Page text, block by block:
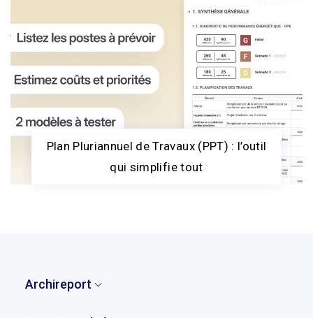
Plan Pluriannuel de Travaux (PPT) : l’outil
qui simplifie tout
Archireport